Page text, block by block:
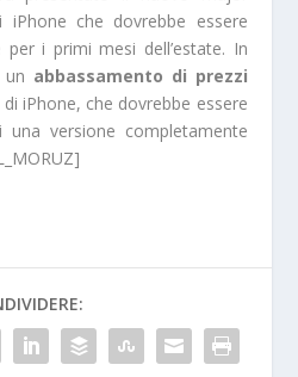
che dovrebbe essere
i primi mesi dell’estate. In
abbassamento di prezzi
iPhone, che dovrebbe essere
versione completamente